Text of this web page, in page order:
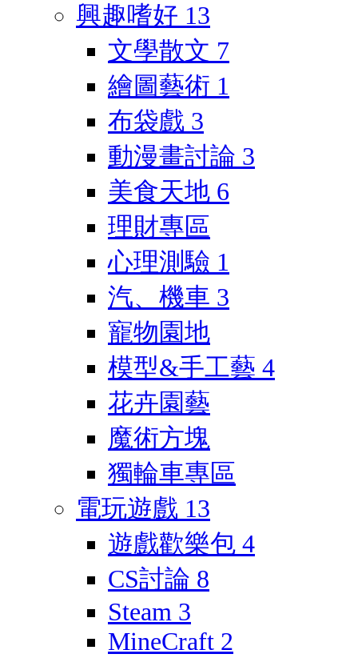
興趣嗜好 13
文學散文 7
繪圖藝術 1
布袋戲 3
動漫畫討論 3
美食天地 6
理財專區
心理測驗 1
汽、機車 3
寵物園地
模型&手工藝 4
花卉園藝
魔術方塊
獨輪車專區
電玩遊戲 13
遊戲歡樂包 4
CS討論 8
Steam 3
MineCraft 2